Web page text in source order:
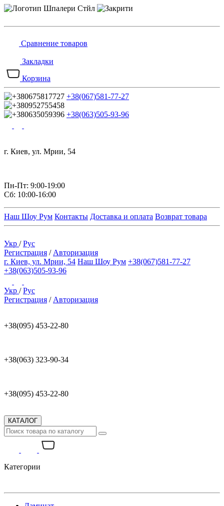
Сравнение товаров
Закладки
Корзина
+38(067)581-77-27
+38(063)505-93-96
г. Киев, ул. Мрии, 54
Пн-Пт: 9:00-19:00
Сб: 10:00-16:00
Наш Шоу Рум Контакты Доставка и оплата Возврат товара
Укр /Рус
Регистрация / Авторизация
г. Киев, ул. Мрии, 54 Наш Шоу Рум +38(067)581-77-27
+38(063)505-93-96
Укр /Рус
Регистрация / Авторизация
+38(095) 453-22-80
+38(063) 323-90-34
+38(095) 453-22-80
КАТАЛОГ
Категории